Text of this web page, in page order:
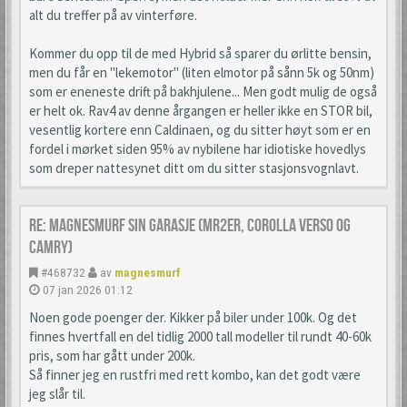
alt du treffer på av vinterføre.
Kommer du opp til de med Hybrid så sparer du ørlitte bensin,
men du får en "lekemotor" (liten elmotor på sånn 5k og 50nm)
som er eneneste drift på bakhjulene... Men godt mulig de også
er helt ok. Rav4 av denne årgangen er heller ikke en STOR bil,
vesentlig kortere enn Caldinaen, og du sitter høyt som er en
fordel i mørket siden 95% av nybilene har idiotiske hovedlys
som dreper nattesynet ditt om du sitter stasjonsvognlavt.
Re: Magnesmurf sin garasje (mr2er, corolla verso og
camry)
#468732 av magnesmurf
07 jan 2026 01:12
Noen gode poenger der. Kikker på biler under 100k. Og det
finnes hvertfall en del tidlig 2000 tall modeller til rundt 40-60k
pris, som har gått under 200k.
Så finner jeg en rustfri med rett kombo, kan det godt være
jeg slår til.